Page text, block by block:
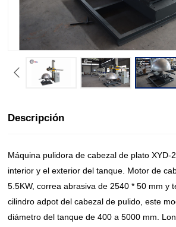
Descripción
Máquina pulidora de cabezal de plato XYD-
interior y el exterior del tanque. Motor de
5.5KW, correa abrasiva de 2540 * 50 mm y
cilindro adpot del cabezal de pulido, este
diámetro del tanque de 400 a 5000 mm.